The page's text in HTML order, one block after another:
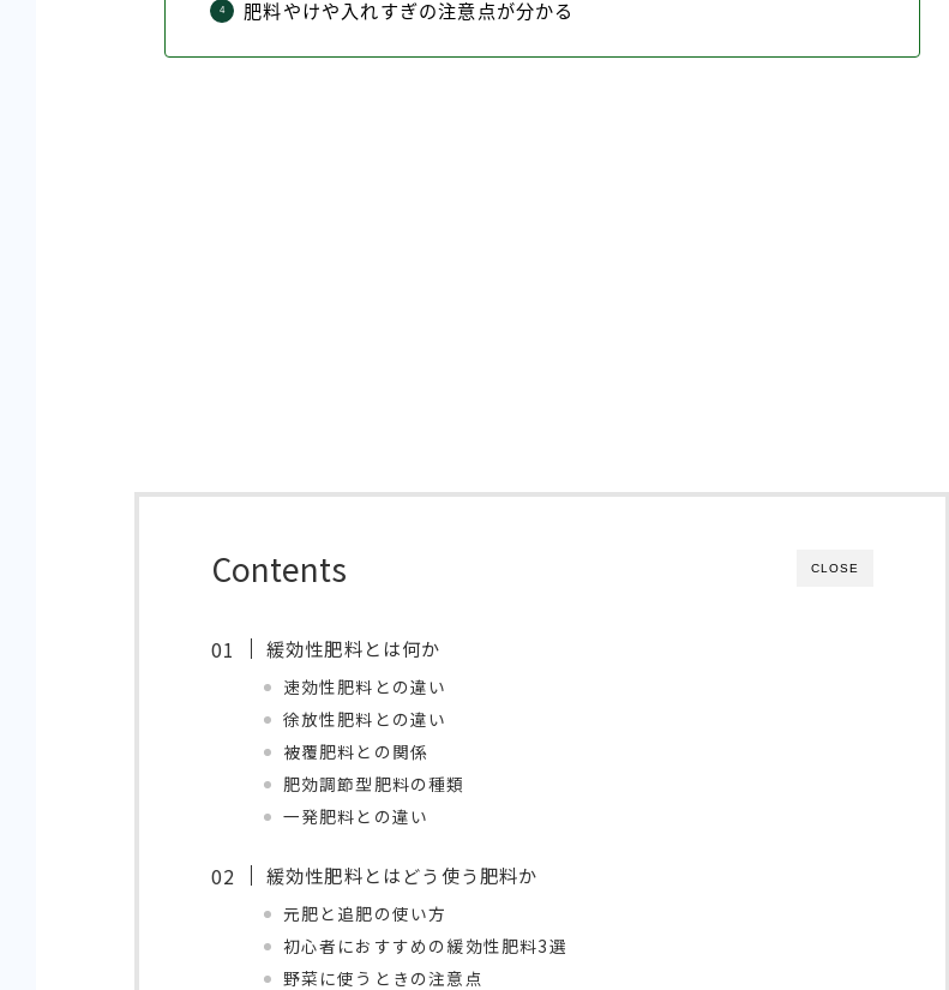
肥料やけや入れすぎの注意点が分かる
CLOSE
Contents
緩効性肥料とは何か
速効性肥料との違い
徐放性肥料との違い
被覆肥料との関係
肥効調節型肥料の種類
一発肥料との違い
緩効性肥料とはどう使う肥料か
元肥と追肥の使い方
初心者におすすめの緩効性肥料3選
野菜に使うときの注意点